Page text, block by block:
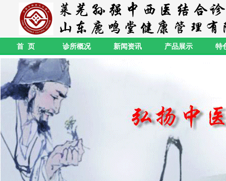
首 页 诊所概况 新闻资讯 产品展示 特